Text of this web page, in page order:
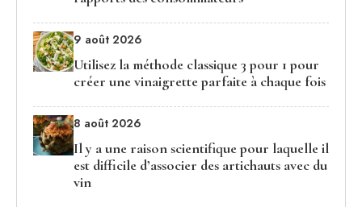
9 août 2026
Utilisez la méthode classique 3 pour 1 pour
créer une vinaigrette parfaite à chaque fois
8 août 2026
Il y a une raison scientifique pour laquelle il
est difficile d’associer des artichauts avec du
vin